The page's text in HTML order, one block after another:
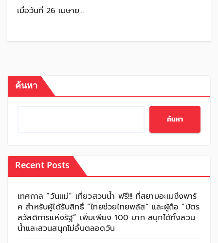
เมื่อวันที่ 26 เมษาย…
ค้นหา
ค้นหา
Recent Posts
เทศกาล “วันแม่” เที่ยวสวนน้ำ ฟรี!!! ที่สยามอะเมซิ่งพาร์
ค สำหรับผู้ได้รับสิทธิ์ “ไทยช่วยไทยพลัส” และผู้ถือ “บัตร
สวัสดิการแห่งรัฐ” เพิ่มเพียง 100 บาท สนุกได้ทั้งสวน
น้ำและสวนสนุกไม่อั้นตลอดวัน